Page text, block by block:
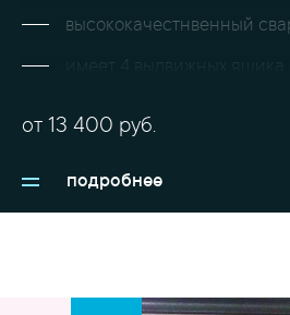
высококачестнвенный
надежный запирающий
комплект включает 2 ключа.
от 13 400 руб.
подробнее